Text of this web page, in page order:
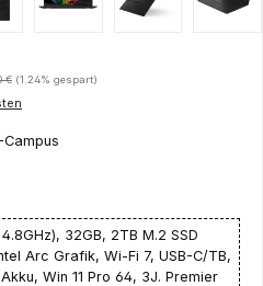
Preis:
€ (1.24% gespart)
Campus
32GB, 2TB M.2 SSD
Arc Grafik, Wi-Fi 7, USB-C/TB,
Win 11 Pro 64, 3J. Premier